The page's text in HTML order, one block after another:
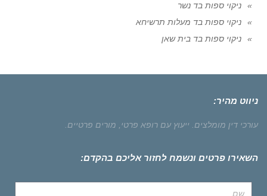
ניקוי ספות בד נשר
ניקוי ספות בד מעלות תרשיחא
ניקוי ספות בד בית שאן
ניווט מהיר:
עורכי דין מומלצים. ייעוץ עם רופא פרטי, מורים פרטיים.
השאירו פרטים ונשמח לחזור אליכם בהקדם: